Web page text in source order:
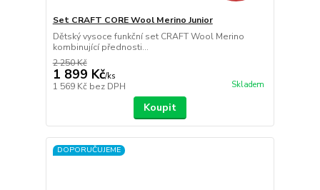
Set CRAFT CORE Wool Merino Junior
Dětský vysoce funkční set CRAFT Wool Merino
kombinující přednosti...
2 250 Kč
1 899 Kč/ks
1 569 Kč bez DPH Skladem
Koupit
DOPORUČUJEME